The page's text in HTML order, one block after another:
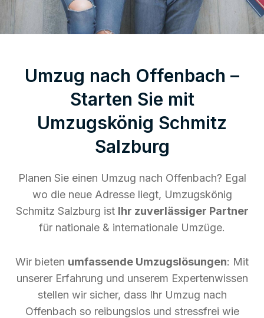
Umzug nach Offenbach –
Starten Sie mit
Umzugskönig Schmitz
Salzburg
Planen Sie einen Umzug nach Offenbach? Egal
wo die neue Adresse liegt, Umzugskönig
Schmitz Salzburg ist Ihr zuverlässiger Partner
für nationale & internationale Umzüge.
Wir bieten umfassende Umzugslösungen: Mit
unserer Erfahrung und unserem Expertenwissen
stellen wir sicher, dass Ihr Umzug nach
Offenbach so reibungslos und stressfrei wie